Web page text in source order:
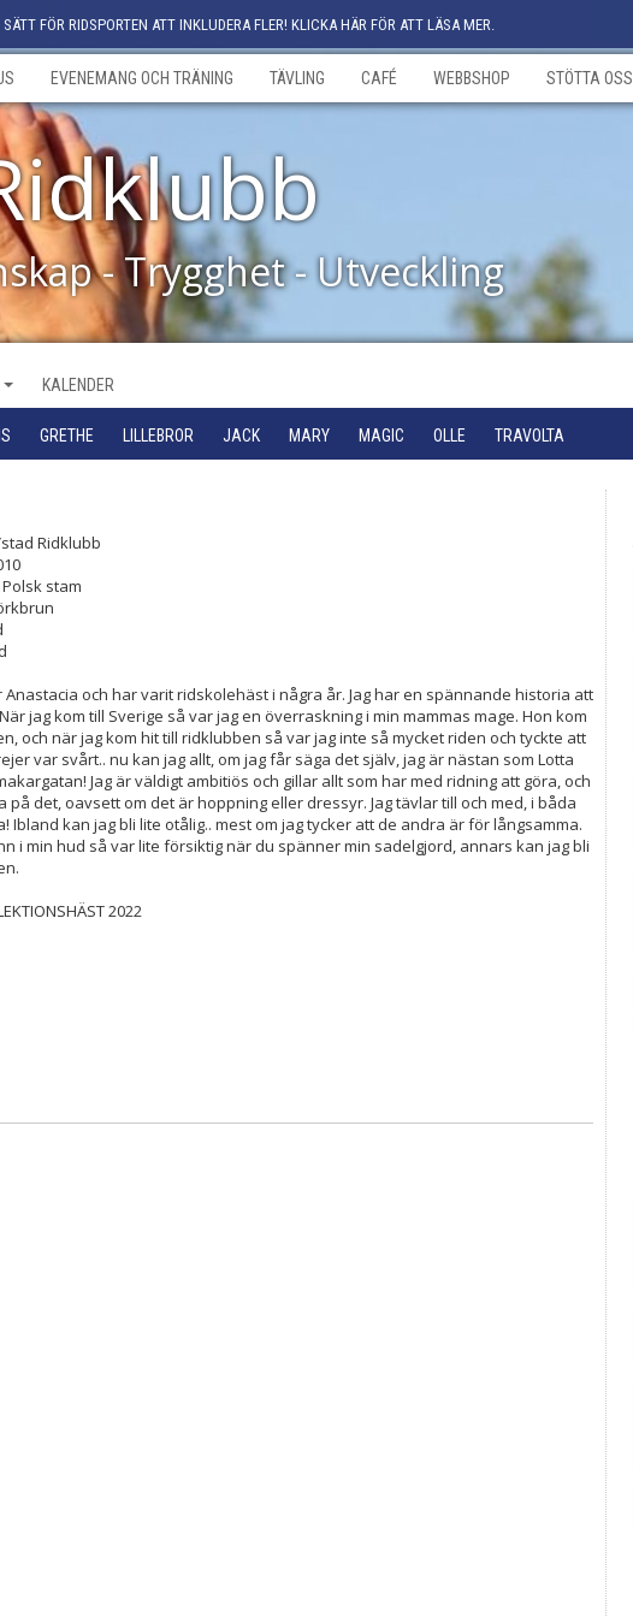
FÖR RIDSPORTEN ATT INKLUDERA FLER! KLICKA HÄR FÖR ATT LÄSA MER.
EVENEMANG OCH TRÄNING TÄVLING CAFÉ WEBBSHOP STÖTTA OSS
- Trygghet - Utveckling
KALENDER
GRETHE LILLEBROR JACK MARY MAGIC OLLE TRAVOLTA
Ridklubb
Polsk stam
Anastacia och har varit ridskolehäst i några år. Jag har en spännande historia att
jag kom till Sverige så var jag en överraskning i min mammas mage. Hon kom
och när jag kom hit till ridklubben så var jag inte så mycket riden och tyckte att
var svårt.. nu kan jag allt, om jag får säga det själv, jag är nästan som Lotta
Jag är väldigt ambitiös och gillar allt som har med ridning att göra, och
på det, oavsett om det är hoppning eller dressyr. Jag tävlar till och med, i båda
Ibland kan jag bli lite otålig.. mest om jag tycker att de andra är för långsamma.
i min hud så var lite försiktig när du spänner min sadelgjord, annars kan jag bli
2022